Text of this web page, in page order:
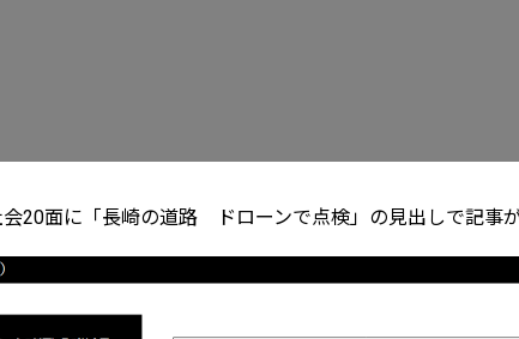
20面に「長崎の道路 ドローンで点検」の見出しで記事が